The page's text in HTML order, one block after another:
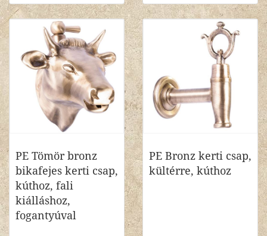
PE Tömör bronz
bikafejes kerti csap,
kúthoz, fali
kiálláshoz,
fogantyúval
PE Bronz kerti csap,
kültérre, kúthoz